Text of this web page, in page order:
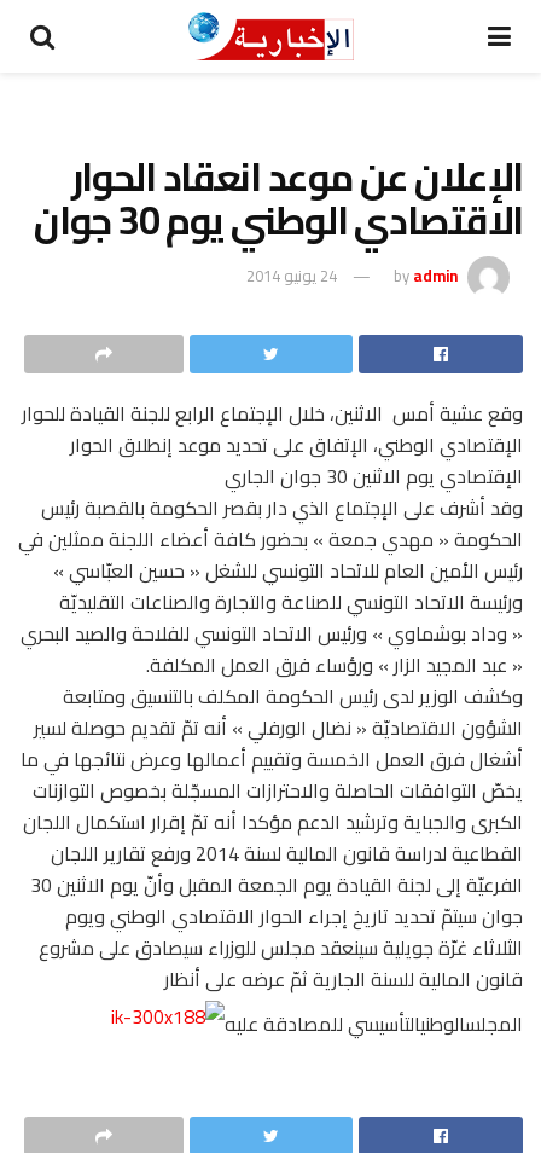
الإعلان عن موعد انعقاد الحوار
الاقتصادي الوطني يوم 30 جوان
byadmin 24 يونيو 2014
وقع عشية أمس الاثنين، خلال الإجتماع الرابع للجنة القيادة للحوار
الإقتصادي الوطني، الإتفاق على تحديد موعد إنطلاق الحوار
الإقتصادي يوم الاثنين 30 جوان الجاري
وقد أشرف على الإجتماع الذي دار بقصر الحكومة بالقصبة رئيس
الحكومة « مهدي جمعة » بحضور كافة أعضاء اللجنة ممثلين في
رئيس الأمين العام للاتحاد التونسي للشغل « حسين العبّاسي »
ورئيسة الاتحاد التونسي للصناعة والتجارة والصناعات التقليديّة
« وداد بوشماوي » ورئيس الاتحاد التونسي للفلاحة والصيد البحري
« عبد المجيد الزار » ورؤساء فرق العمل المكلفة.
وكشف الوزير لدى رئيس الحكومة المكلف بالتنسيق ومتابعة
الشؤون الاقتصاديّة « نضال الورفلي » أنه تمّ تقديم حوصلة لسير
أشغال فرق العمل الخمسة وتقييم أعمالها وعرض نتائجها في ما
يخصّ التوافقات الحاصلة والاحترازات المسجّلة بخصوص التوازنات
الكبرى والجباية وترشيد الدعم مؤكدا أنه تمّ إقرار استكمال اللجان
القطاعية لدراسة قانون المالية لسنة 2014 ورفع تقارير اللجان
الفرعيّة إلى لجنة القيادة يوم الجمعة المقبل وأنّ يوم الاثنين 30
جوان سيتمّ تحديد تاريخ إجراء الحوار الاقتصادي الوطني ويوم
الثلاثاء غرّة جويلية سينعقد مجلس للوزراء سيصادق على مشروع
قانون المالية للسنة الجارية ثمّ عرضه على أنظار
المجلسالوطنيالتأسيسي للمصادقة عليه